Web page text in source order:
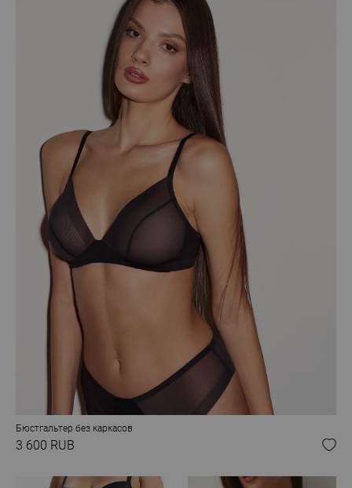
Бюстгальтер без каркасов
3 600 RUB